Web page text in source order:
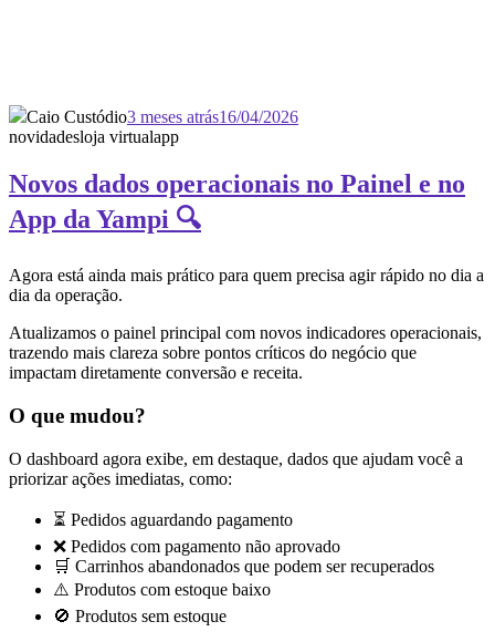
Caio Custódio3 meses atrás16/04/2026
novidadesloja virtualapp
Novos dados operacionais no Painel e no
App da Yampi 🔍
Agora está ainda mais prático para quem precisa agir rápido no dia a
dia da operação.
Atualizamos o painel principal com novos indicadores operacionais,
trazendo mais clareza sobre pontos críticos do negócio que
impactam diretamente conversão e receita.
O que mudou?
O dashboard agora exibe, em destaque, dados que ajudam você a
priorizar ações imediatas, como:
⏳ Pedidos aguardando pagamento
❌ Pedidos com pagamento não aprovado
🛒 Carrinhos abandonados que podem ser recuperados
⚠️ Produtos com estoque baixo
🚫 Produtos sem estoque